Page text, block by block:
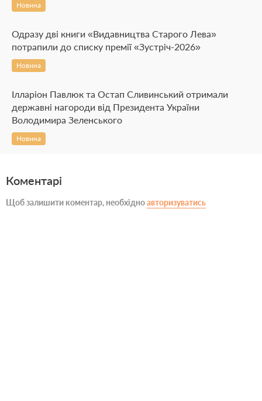
Новина
Одразу дві книги «Видавництва Старого Лева»
потрапили до списку премії «Зустріч-2026»
Новина
Ілларіон Павлюк та Остап Сливинський отримали
державні нагороди від Президента України
Володимира Зеленського
Новина
Коментарі
Щоб залишити коментар, необхідноавторизуватись